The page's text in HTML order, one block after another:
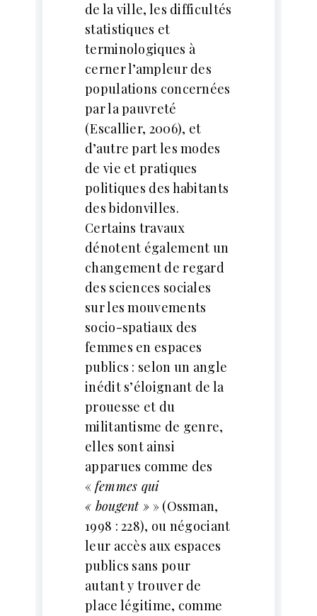
de la ville, les difficultés
statistiques et
terminologiques à
cerner l’ampleur des
populations concernées
par la pauvreté
(Escallier, 2006), et
d’autre part les modes
de vie et pratiques
politiques des habitants
des bidonvilles.
Certains travaux
dénotent également un
changement de regard
des sciences sociales
sur les mouvements
socio-spatiaux des
femmes en espaces
publics : selon un angle
inédit s’éloignant de la
prouesse et du
militantisme de genre,
elles sont ainsi
apparues comme des
« femmes qui
« bougent » » (Ossman,
1998 : 228), ou négociant
leur accès aux espaces
publics sans pour
autant y trouver de
place légitime, comme